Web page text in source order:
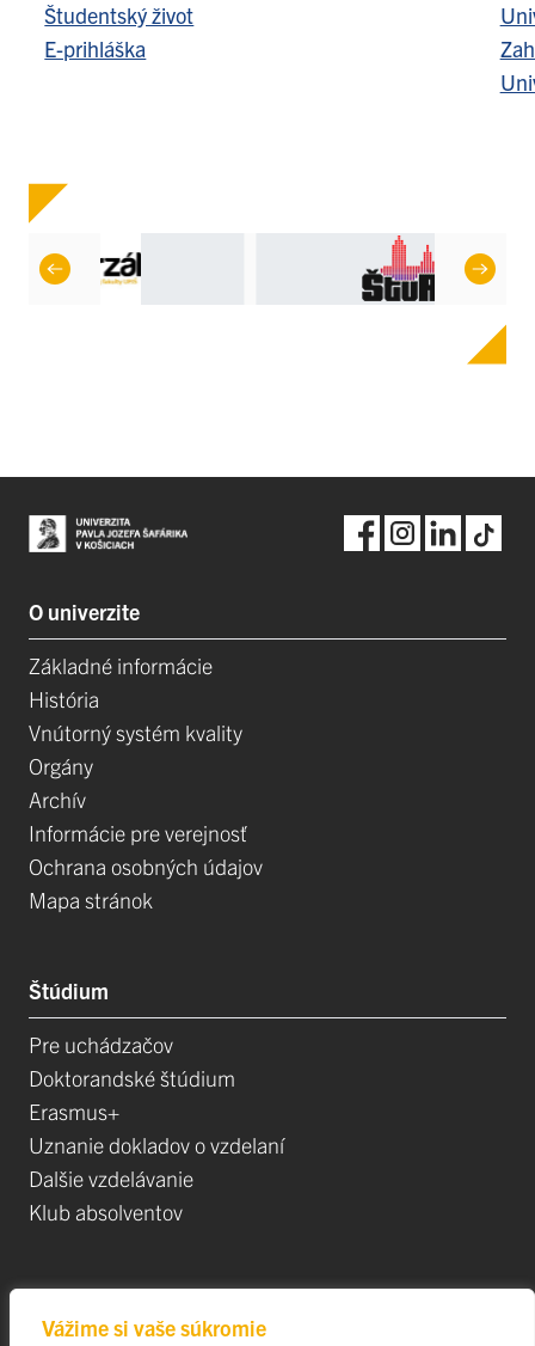
Vážime si vaše súkromie
Študentský život
E-prihláška
O univerzite
Základné informácie
História
Vnútorný systém kvality
Orgány
Archív
Informácie pre verejnosť
Ochrana osobných údajov
Mapa stránok
Štúdium
Pre uchádzačov
Doktorandské štúdium
Erasmus+
Uznanie dokladov o vzdelaní
Dalšie vzdelávanie
Klub absolventov